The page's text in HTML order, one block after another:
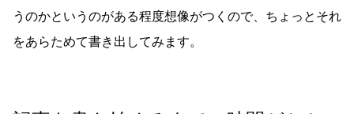
うのかというのがある程度想像がつくので、ちょっとそれ
をあらためて書き出してみます。